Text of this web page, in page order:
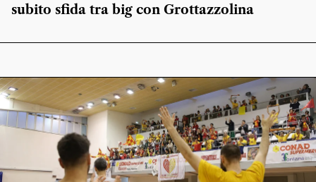
subito sfida tra big con Grottazzolina